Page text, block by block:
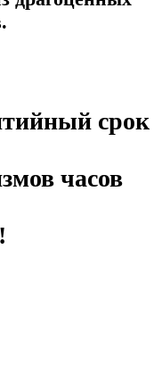
срок
часов